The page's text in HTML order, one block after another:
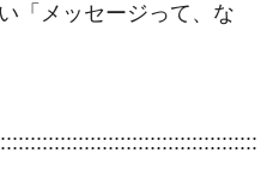
「メッセージって、な